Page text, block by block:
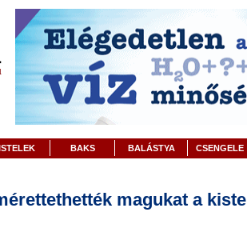
BAKS BALÁSTYA CSENGELE
magukat a